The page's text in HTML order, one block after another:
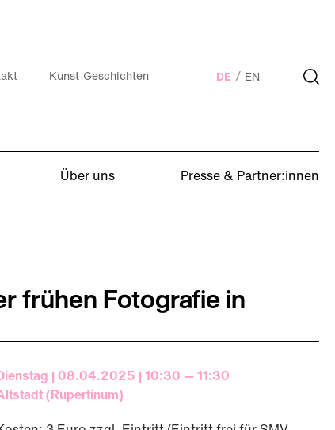
Kunst-Geschichten DE EN
Über uns
Presse & Partner:innen
frühen Fotografie in
| 08.04.2025 | 10:30 — 11:30
(Rupertinum)